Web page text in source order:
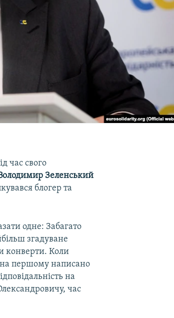
час свого
Зеленський
блогер та
одне: Забагато
згадуване
конверти. Коли
першому написано
на
час